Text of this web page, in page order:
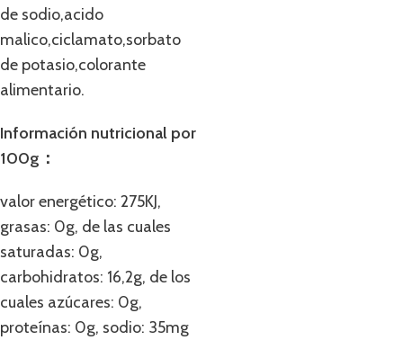
de sodio,acido
malico,ciclamato,sorbato
de potasio,colorante
alimentario.
Información nutricional por
100g：
valor energético: 275KJ,
grasas: 0g, de las cuales
saturadas: 0g,
carbohidratos: 16,2g, de los
cuales azúcares: 0g,
proteínas: 0g, sodio: 35mg